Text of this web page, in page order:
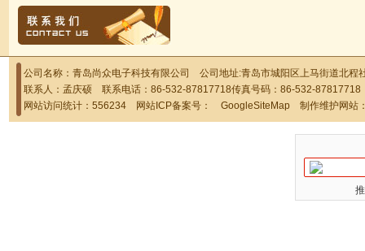
公司名称：青岛尚众电子科技有限公司 公司地址:青岛市城阳区上马街道北
联系人：孟庆硕 联系电话：86-532-87817718传真号码：86-532-
网站访问统计：556234 网站ICP备案号： GoogleSiteMap 制作维护网站